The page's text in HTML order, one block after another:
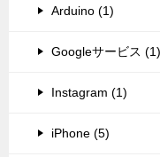
Arduino (1)
Googleサービス (1)
Instagram (1)
iPhone (5)